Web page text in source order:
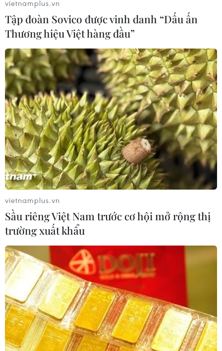
(WHO) đánh giá là quốc gia dẫn đầu khu vực
châu Á-Thái Bình Dương về điều trị dự phòng
trước phơi nhiễm HIV.
(Vietnam+)
#Cam kết chấm dứt AIDS năm 2030
#UNAIDS
#phòng chống HIV/AIDS
#Bộ Y tế
Theo dõi VietnamPlus
vietnamplus.vn
Tập đoàn Sovico được vinh danh “Dấu ấn
Thương hiệu Việt hàng đầu”
vietnamplus.vn
Sầu riêng Việt Nam trước cơ hội mở rộng thị
trường xuất khẩu